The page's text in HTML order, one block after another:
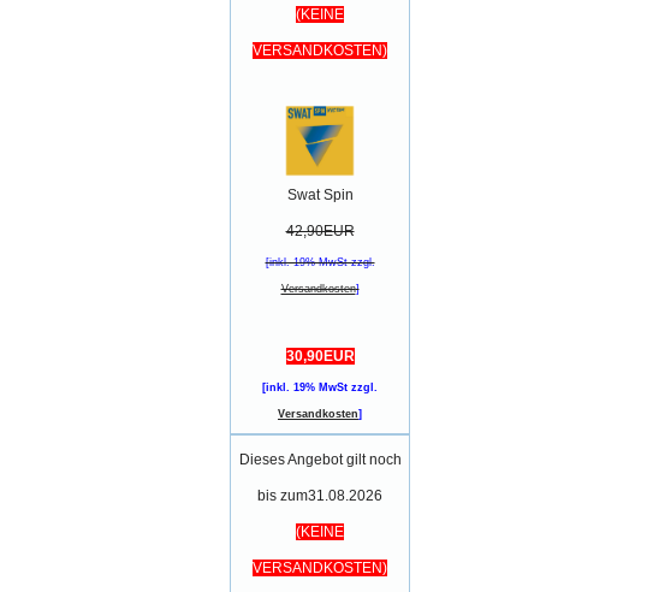
(KEINE
VERSANDKOSTEN)
Swat Spin
42,90EUR
[inkl. 19% MwSt zzgl.
Versandkosten]
30,90EUR
[inkl. 19% MwSt zzgl.
Versandkosten]
Dieses Angebot gilt noch
bis zum31.08.2026
(KEINE
VERSANDKOSTEN)